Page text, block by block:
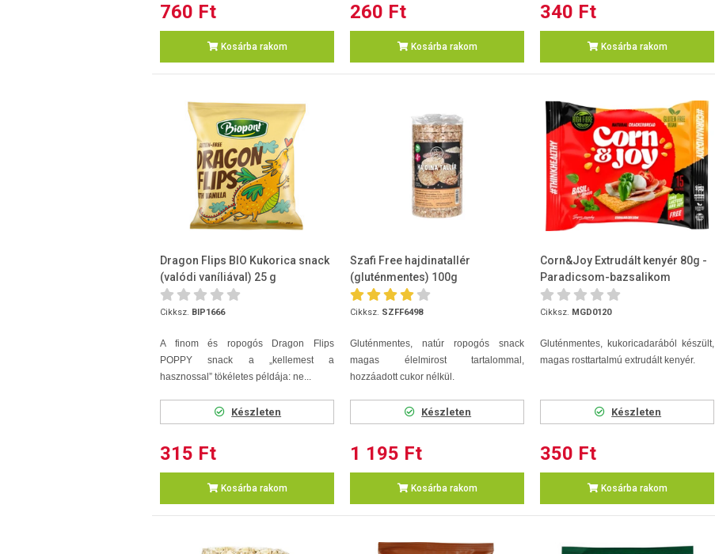
760 Ft
Kosárba rakom
260 Ft
Kosárba rakom
340 Ft
Kosárba rakom
Dragon Flips BIO Kukorica snack
(valódi vaníliával) 25 g
Cikksz. BIP1666
A finom és ropogós Dragon Flips
POPPY snack a „kellemest a
hasznossal” tökéletes példája: ne...
Készleten
315 Ft
Kosárba rakom
Szafi Free hajdinatallér
(gluténmentes) 100g
Cikksz. SZFF6498
Gluténmentes, natúr ropogós snack
magas élelmirost tartalommal,
hozzáadott cukor nélkül.
Készleten
1 195 Ft
Kosárba rakom
Corn&Joy Extrudált kenyér 80g -
Paradicsom-bazsalikom
Cikksz. MGD0120
Gluténmentes, kukoricadarából készült,
magas rosttartalmú extrudált kenyér.
Készleten
350 Ft
Kosárba rakom